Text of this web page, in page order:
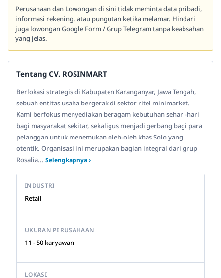
Perusahaan dan Lowongan di sini tidak meminta data pribadi,
informasi rekening, atau pungutan ketika melamar. Hindari
juga lowongan Google Form / Grup Telegram tanpa keabsahan
yang jelas.
Tentang CV. ROSINMART
Berlokasi strategis di Kabupaten Karanganyar, Jawa Tengah,
sebuah entitas usaha bergerak di sektor ritel minimarket.
Kami berfokus menyediakan beragam kebutuhan sehari-hari
bagi masyarakat sekitar, sekaligus menjadi gerbang bagi para
pelanggan untuk menemukan oleh-oleh khas Solo yang
otentik. Organisasi ini merupakan bagian integral dari grup
Rosalia... Selengkapnya ›
INDUSTRI
Retail
UKURAN PERUSAHAAN
11 - 50 karyawan
LOKASI